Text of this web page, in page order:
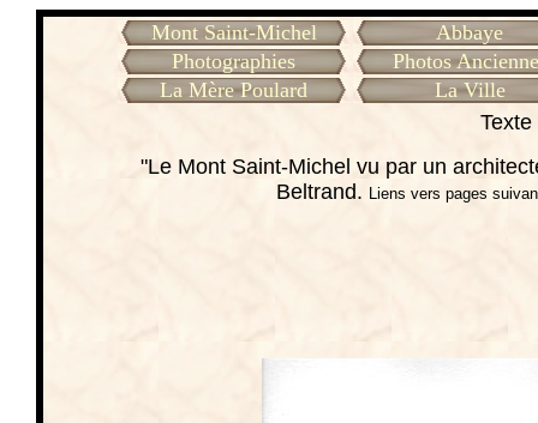
Mont Saint-Michel
Abbaye
Photographies
Photos
La Mère Poulard
La Ville
"Le Mont Saint-Michel vu par un
Beltrand. Liens vers pages